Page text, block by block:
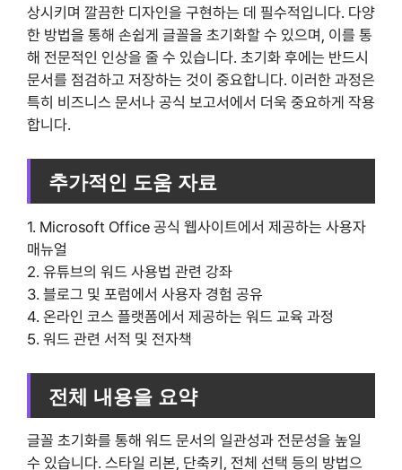
상시키며 깔끔한 디자인을 구현하는 데 필수적입니다. 다양
한 방법을 통해 손쉽게 글꼴을 초기화할 수 있으며, 이를 통
해 전문적인 인상을 줄 수 있습니다. 초기화 후에는 반드시
문서를 점검하고 저장하는 것이 중요합니다. 이러한 과정은
특히 비즈니스 문서나 공식 보고서에서 더욱 중요하게 작용
합니다.
추가적인 도움 자료
1. Microsoft Office 공식 웹사이트에서 제공하는 사용자
매뉴얼
2. 유튜브의 워드 사용법 관련 강좌
3. 블로그 및 포럼에서 사용자 경험 공유
4. 온라인 코스 플랫폼에서 제공하는 워드 교육 과정
5. 워드 관련 서적 및 전자책
전체 내용을 요약
글꼴 초기화를 통해 워드 문서의 일관성과 전문성을 높일
수 있습니다. 스타일 리본, 단축키, 전체 선택 등의 방법으